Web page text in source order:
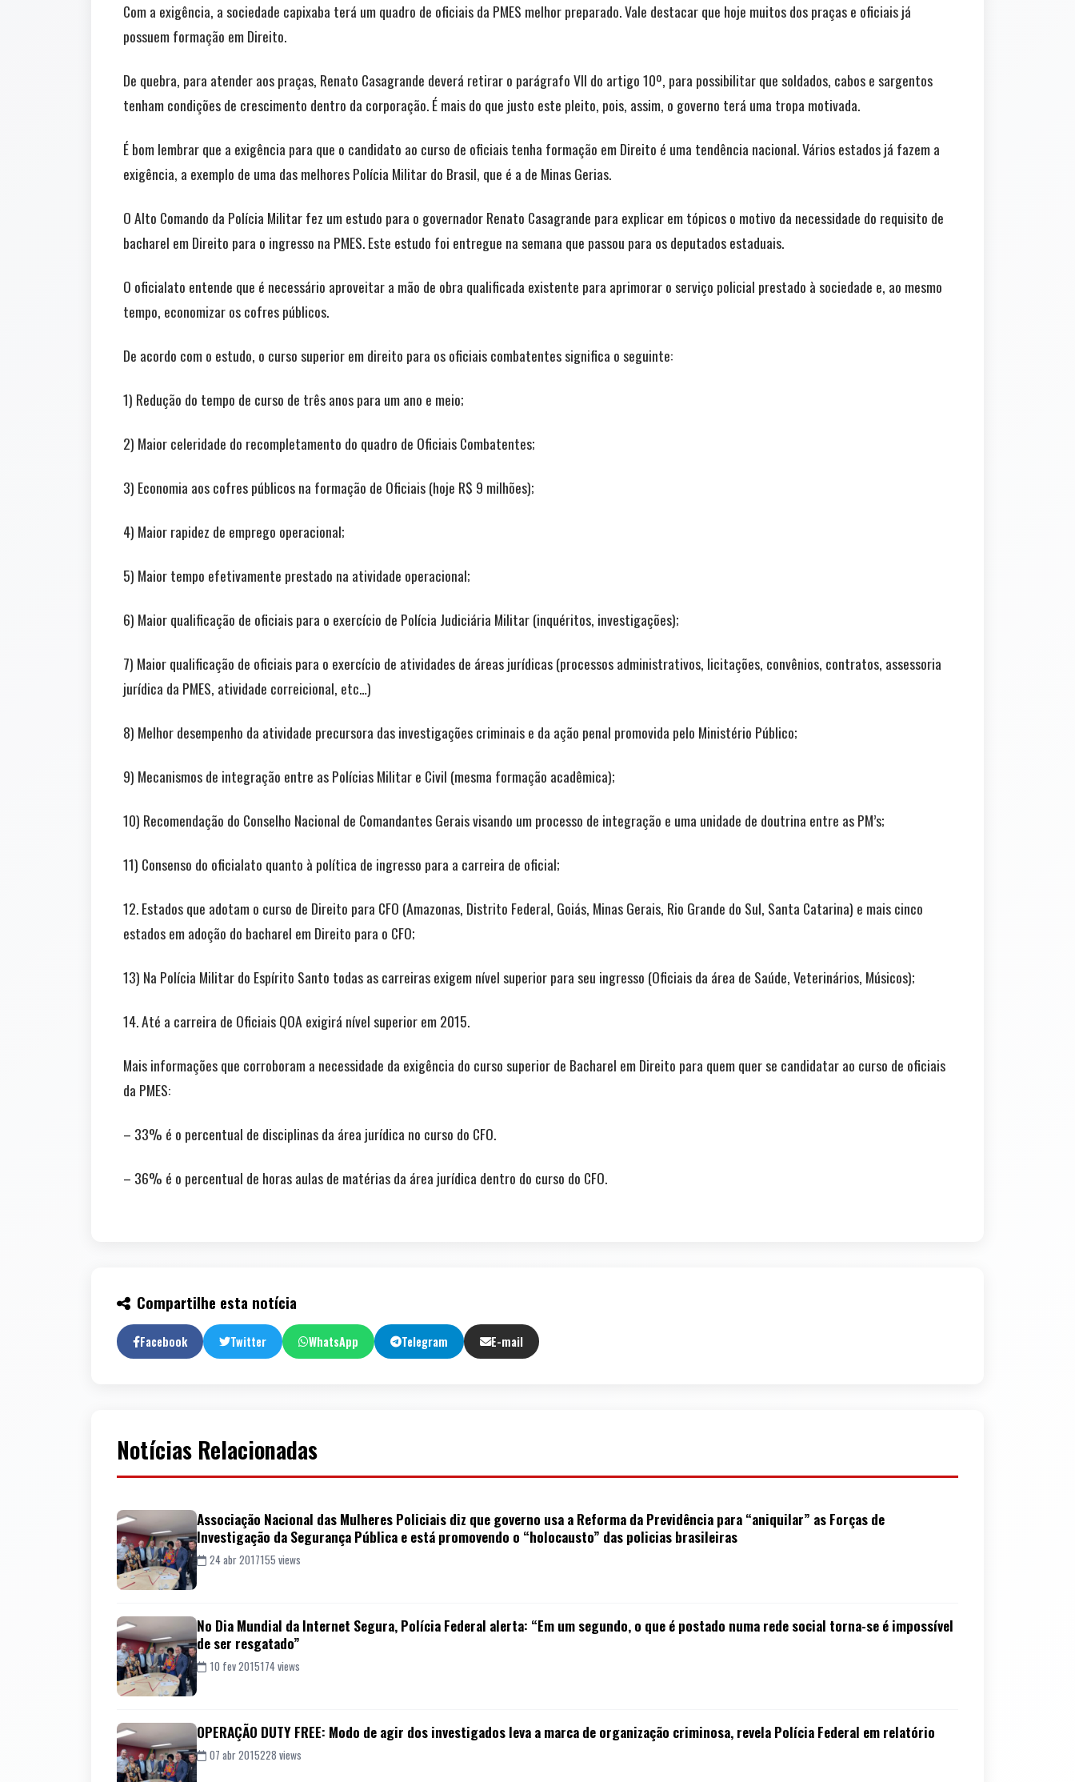
Com a exigência, a sociedade capixaba terá um quadro de oficiais da PMES melhor preparado. Vale destacar que hoje muitos dos praças e oficiais já
possuem formação em Direito.
De quebra, para atender aos praças, Renato Casagrande deverá retirar o parágrafo VII do artigo 10º, para possibilitar que soldados, cabos e sargentos
tenham condições de crescimento dentro da corporação. É mais do que justo este pleito, pois, assim, o governo terá uma tropa motivada.
É bom lembrar que a exigência para que o candidato ao curso de oficiais tenha formação em Direito é uma tendência nacional. Vários estados já fazem a
exigência, a exemplo de uma das melhores Polícia Militar do Brasil, que é a de Minas Gerias.
O Alto Comando da Polícia Militar fez um estudo para o governador Renato Casagrande para explicar em tópicos o motivo da necessidade do requisito de
bacharel em Direito para o ingresso na PMES. Este estudo foi entregue na semana que passou para os deputados estaduais.
O oficialato entende que é necessário aproveitar a mão de obra qualificada existente para aprimorar o serviço policial prestado à sociedade e, ao mesmo
tempo, economizar os cofres públicos.
De acordo com o estudo, o curso superior em direito para os oficiais combatentes significa o seguinte:
1) Redução do tempo de curso de três anos para um ano e meio;
2) Maior celeridade do recompletamento do quadro de Oficiais Combatentes;
3) Economia aos cofres públicos na formação de Oficiais (hoje R$ 9 milhões);
4) Maior rapidez de emprego operacional;
5) Maior tempo efetivamente prestado na atividade operacional;
6) Maior qualificação de oficiais para o exercício de Polícia Judiciária Militar (inquéritos, investigações);
7) Maior qualificação de oficiais para o exercício de atividades de áreas jurídicas (processos administrativos, licitações, convênios, contratos, assessoria
jurídica da PMES, atividade correicional, etc…)
8) Melhor desempenho da atividade precursora das investigações criminais e da ação penal promovida pelo Ministério Público;
9) Mecanismos de integração entre as Polícias Militar e Civil (mesma formação acadêmica);
10) Recomendação do Conselho Nacional de Comandantes Gerais visando um processo de integração e uma unidade de doutrina entre as PM’s;
11) Consenso do oficialato quanto à política de ingresso para a carreira de oficial;
12. Estados que adotam o curso de Direito para CFO (Amazonas, Distrito Federal, Goiás, Minas Gerais, Rio Grande do Sul, Santa Catarina) e mais cinco
estados em adoção do bacharel em Direito para o CFO;
13) Na Polícia Militar do Espírito Santo todas as carreiras exigem nível superior para seu ingresso (Oficiais da área de Saúde, Veterinários, Músicos);
14. Até a carreira de Oficiais QOA exigirá nível superior em 2015.
Mais informações que corroboram a necessidade da exigência do curso superior de Bacharel em Direito para quem quer se candidatar ao curso de oficiais
da PMES:
– 33% é o percentual de disciplinas da área jurídica no curso do CFO.
– 36% é o percentual de horas aulas de matérias da área jurídica dentro do curso do CFO.
Compartilhe esta notícia
Facebook Twitter WhatsApp Telegram E-mail
Notícias Relacionadas
Associação Nacional das Mulheres Policiais diz que governo usa a Reforma da Previdência para “aniquilar” as Forças de
Investigação da Segurança Pública e está promovendo o “holocausto” das policias brasileiras
24 abr 2017155 views
No Dia Mundial da Internet Segura, Polícia Federal alerta: “Em um segundo, o que é postado numa rede social torna-se é impossível
de ser resgatado”
10 fev 2015174 views
OPERAÇÃO DUTY FREE: Modo de agir dos investigados leva a marca de organização criminosa, revela Polícia Federal em relatório
07 abr 2015228 views